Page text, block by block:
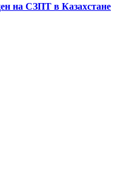
на СЗПТ в Казахстане